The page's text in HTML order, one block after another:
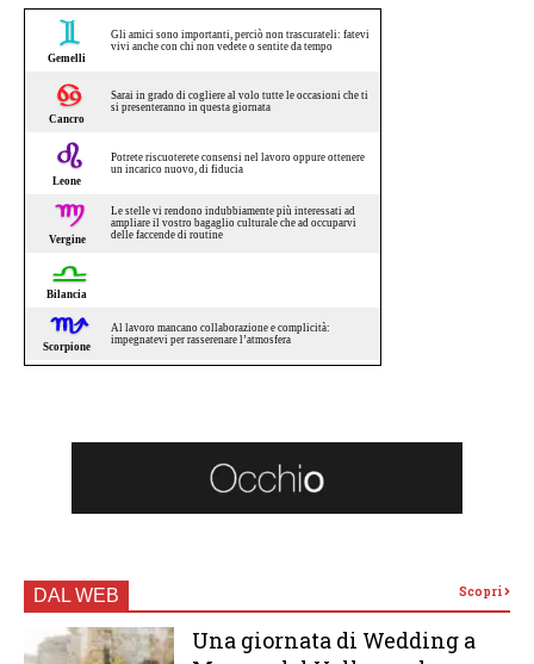
DAL WEB Scopri
Una giornata di Wedding a